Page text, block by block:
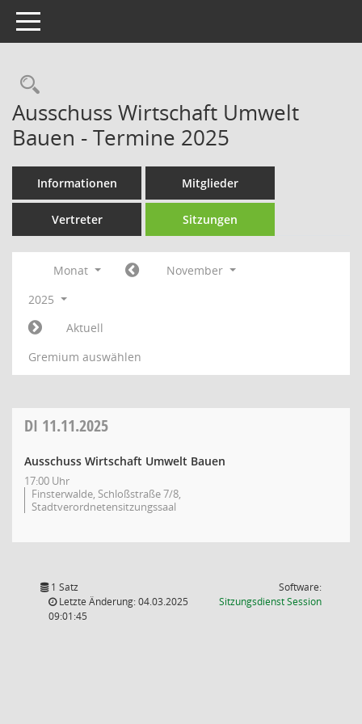
Toggle navigation
Rechercheauswahl
Ausschuss Wirtschaft Umwelt
Bauen - Termine 2025
Informationen Mitglieder
Vertreter Sitzungen
Monat
November
2025
Aktuell
Gremium auswählen
DI 11.11.2025
Ausschuss Wirtschaft Umwelt Bauen
17:00 Uhr
Finsterwalde, Schloßstraße 7/8,
Stadtverordnetensitzungssaal
1 Satz
Letzte Änderung: 04.03.2025
09:01:45
Software:
SitzungsdienstSession(Wird in